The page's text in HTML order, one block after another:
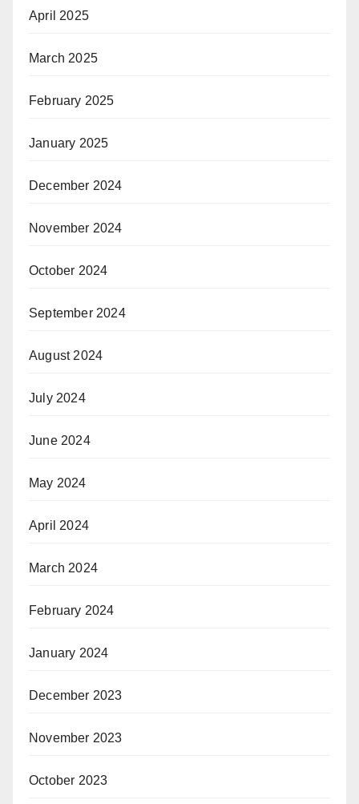
April 2025
March 2025
February 2025
January 2025
December 2024
November 2024
October 2024
September 2024
August 2024
July 2024
June 2024
May 2024
April 2024
March 2024
February 2024
January 2024
December 2023
November 2023
October 2023